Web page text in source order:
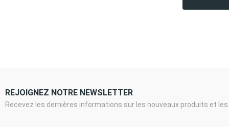
REJOIGNEZ NOTRE NEWSLETTER
Recevez les dernières informations sur les nouveaux produits et